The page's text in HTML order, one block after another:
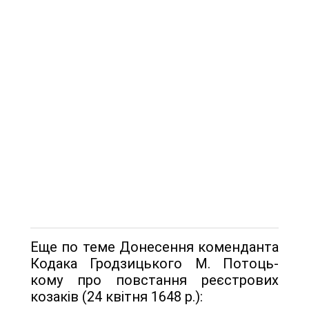
Еще по теме Донесення коменданта
Кодака Гродзицького М. Потоць-
кому про повстання реєстрових
козаків (24 квітня 1648 р.):